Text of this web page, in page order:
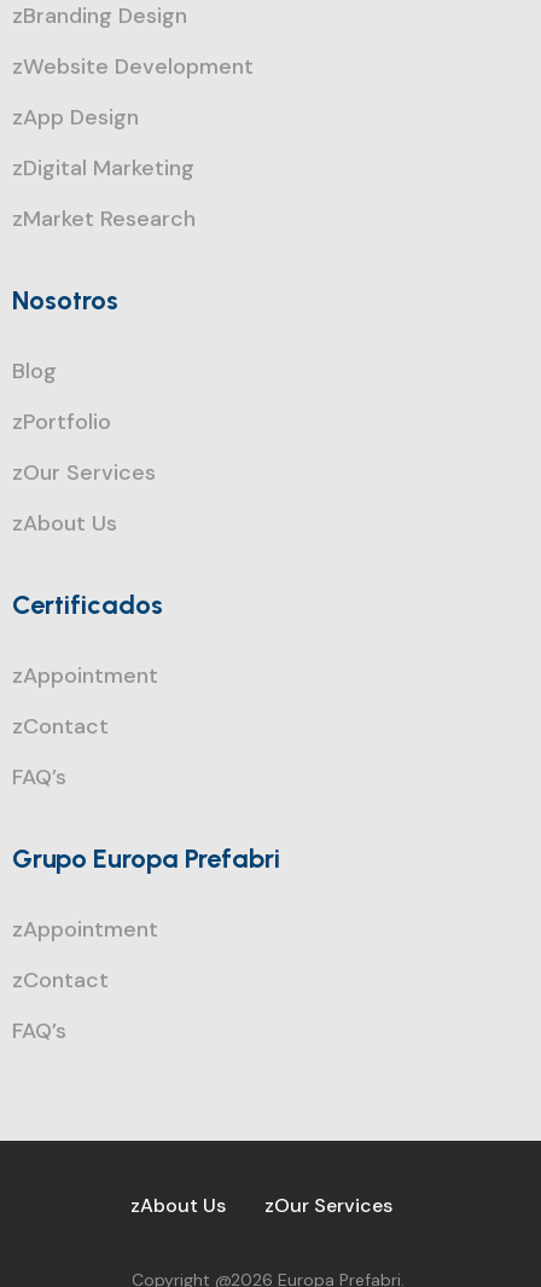
zBranding Design
zWebsite Development
zApp Design
zDigital Marketing
zMarket Research
Nosotros
Blog
zPortfolio
zOur Services
zAbout Us
Certificados
zAppointment
zContact
FAQ’s
Grupo Europa Prefabri
zAppointment
zContact
FAQ’s
zAbout Us zOur Services
Copyright @2026 Europa Prefabri.